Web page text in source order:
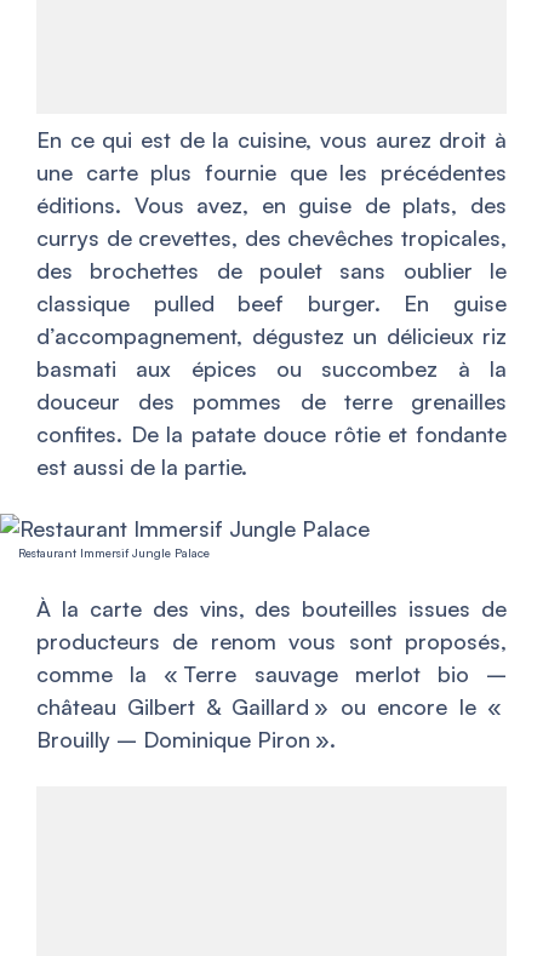
En ce qui est de la cuisine, vous aurez droit à
une carte plus fournie que les précédentes
éditions. Vous avez, en guise de plats, des
currys de crevettes, des chevêches tropicales,
des brochettes de poulet sans oublier le
classique pulled beef burger. En guise
d’accompagnement, dégustez un délicieux riz
basmati aux épices ou succombez à la
douceur des pommes de terre grenailles
confites. De la patate douce rôtie et fondante
est aussi de la partie.
Restaurant Immersif Jungle Palace
À la carte des vins, des bouteilles issues de
producteurs de renom vous sont proposés,
comme la « Terre sauvage merlot bio –
château Gilbert & Gaillard » ou encore le «
Brouilly – Dominique Piron ».